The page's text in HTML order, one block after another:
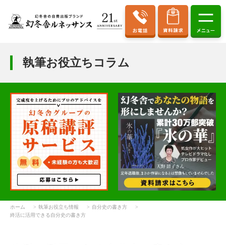
執筆お役立ちコラム
ホーム 執筆お役立ち情報
自分史の書き方
終活に活用できる自分史の書き方